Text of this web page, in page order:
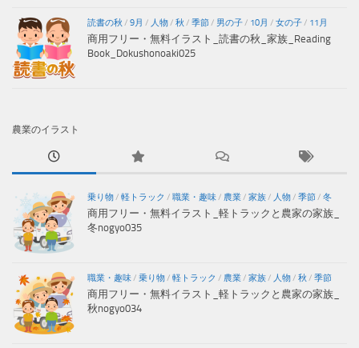
読書の秋 / 9月 / 人物/ 秋 / 季節/ 男の子/ 10月 / 女の子/ 11月
商用フリー・無料イラスト_読書の秋_家族_Reading
Book_Dokushonoaki025
農業のイラスト
乗り物/ 軽トラック / 職業・趣味/ 農業/ 家族/ 人物/ 季節/ 冬
商用フリー・無料イラスト_軽トラックと農家の家族_
冬nogyo035
職業・趣味/ 乗り物/ 軽トラック / 農業/ 家族/ 人物/ 秋 / 季節
商用フリー・無料イラスト_軽トラックと農家の家族_
秋nogyo034